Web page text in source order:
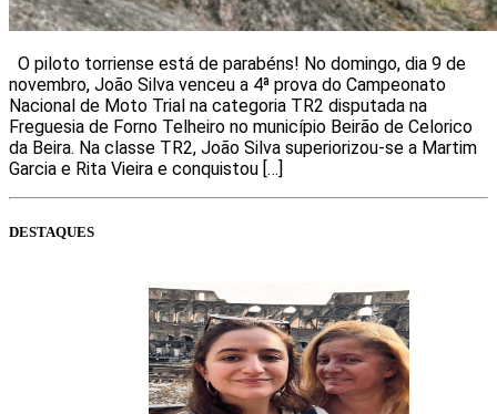
O piloto torriense está de parabéns! No domingo, dia 9 de
novembro, João Silva venceu a 4ª prova do Campeonato
Nacional de Moto Trial na categoria TR2 disputada na
Freguesia de Forno Telheiro no município Beirão de Celorico
da Beira. Na classe TR2, João Silva superiorizou-se a Martim
Garcia e Rita Vieira e conquistou […]
DESTAQUES